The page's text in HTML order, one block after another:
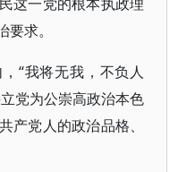
求。
“我将无我，不负人
党为公崇高政治本色
产党人的政治品格、